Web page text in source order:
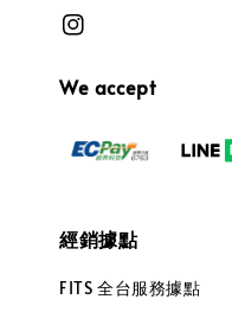
We accept
經銷據點
FITS 全台服務據點